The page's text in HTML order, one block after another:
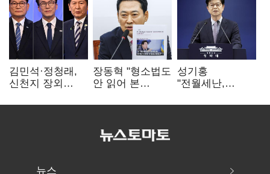
김민석·정청래,
신천지 장외
"호남 계몽 규탄"
장동혁 "형소법도
안 읽어 본
속도로 무너질
성기홍
"전월세난,
공급 문제"…닥공
뉴스